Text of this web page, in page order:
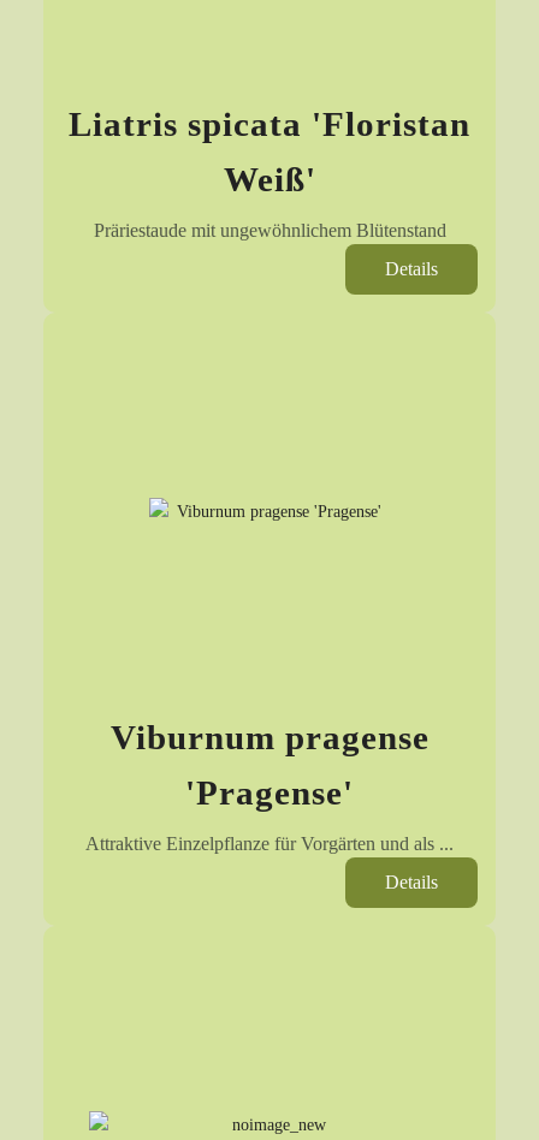
Liatris spicata 'Floristan
Weiß'
Präriestaude mit ungewöhnlichem Blütenstand
Details
Viburnum pragense
'Pragense'
Attraktive Einzelpflanze für Vorgärten und als ...
Details